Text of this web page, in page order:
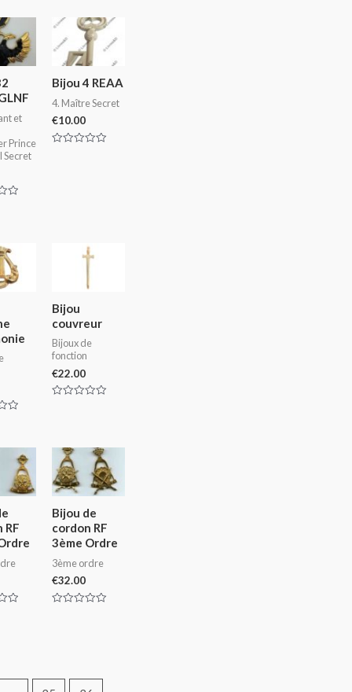
et
Prince
Secret
Bijou 4 REAA
4. Maître Secret
€10.00
Bijou
couvreur
Bijoux de
fonction
€22.00
RF
Bijou de
cordon RF
3ème Ordre
3ème ordre
€32.00